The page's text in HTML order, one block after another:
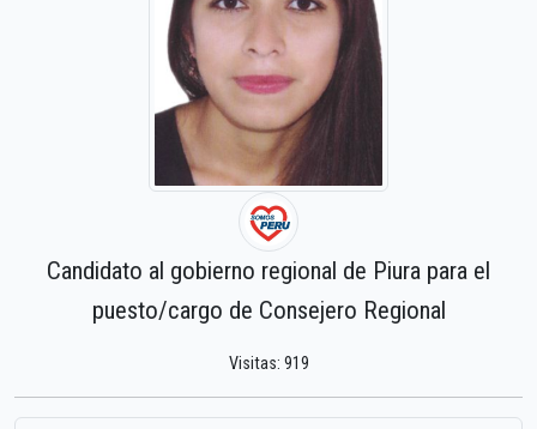
Candidato al gobierno regional de Piura para el
puesto/cargo de Consejero Regional
Visitas: 919